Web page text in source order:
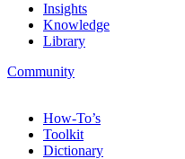
Insights
Knowledge
Library
Community
How-To’s
Toolkit
Dictionary